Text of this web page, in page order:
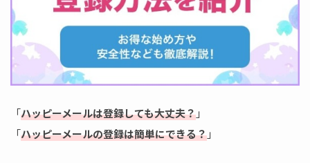
「ハッピーメールは登録しても大丈夫？」
「ハッピーメールの登録は簡単にできる？」